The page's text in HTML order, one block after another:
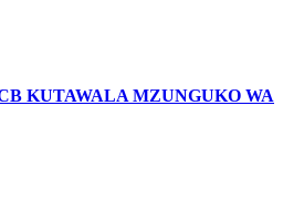
KUTAWALA MZUNGUKO WA